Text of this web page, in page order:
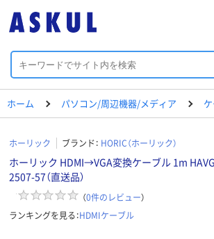
ホーム パソコン/周辺機器/メディア
ホーリック ブランド： HORIC（ホーリック）
ホーリック HDMI→VGA変換ケーブル 1m
2507-57（直送品）
（0件のレビュー）
ランキングを見る：HDMIケーブル